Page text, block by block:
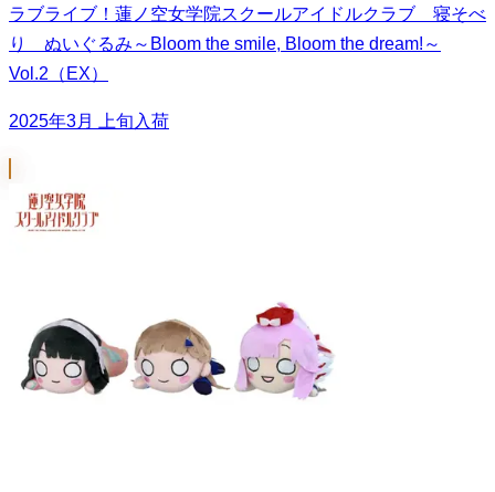
ラブライブ！蓮ノ空女学院スクールアイドルクラブ 寝そべ
り ぬいぐるみ～Bloom the smile, Bloom the dream!～
Vol.2（EX）
2025年3月 上旬入荷